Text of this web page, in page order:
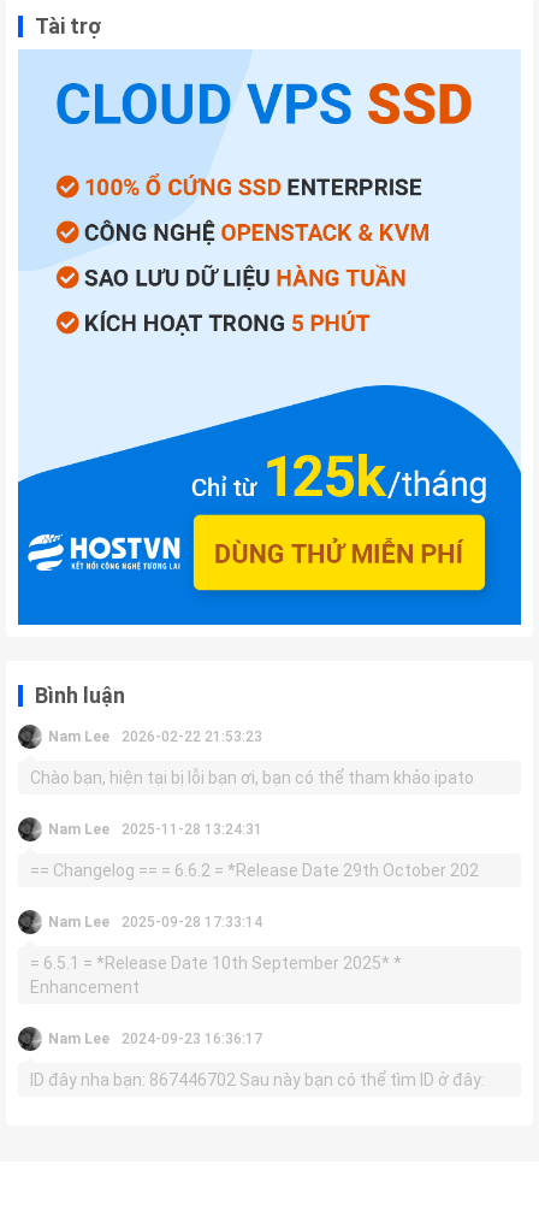
Tài trợ
Bình luận
Nam Lee 2026-02-22 21:53:23
Chào bạn, hiện tại bị lỗi bạn ơi, bạn có thể tham khảo ipato
Nam Lee 2025-11-28 13:24:31
== Changelog == = 6.6.2 = *Release Date 29th October 202
Nam Lee 2025-09-28 17:33:14
= 6.5.1 = *Release Date 10th September 2025* *
Enhancement
Nam Lee 2024-09-23 16:36:17
ID đây nha bạn: 867446702 Sau này bạn có thể tìm ID ở đây: